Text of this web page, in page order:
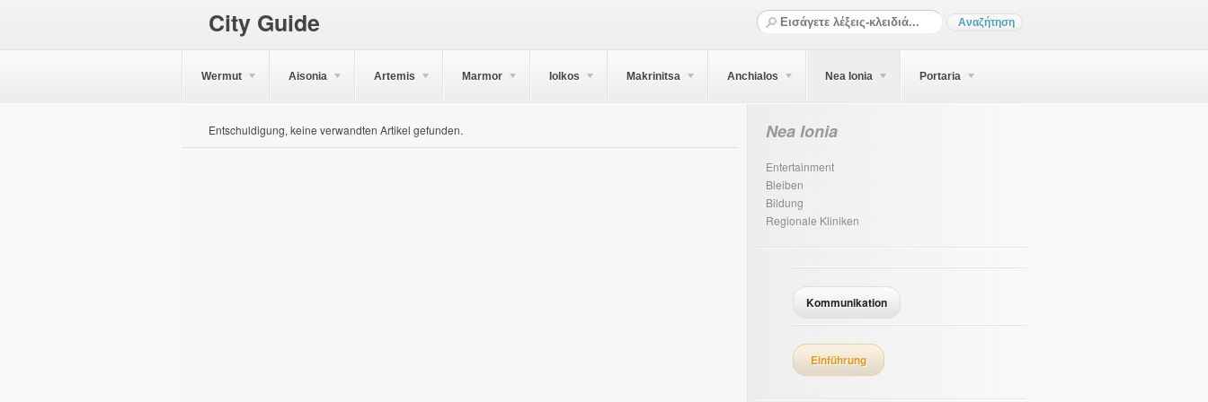
City Guide
Wermut Aisonia Artemis Marmor Iolkos Makrinitsa Anchialos Nea Ionia Portaria
Entschuldigung, keine verwandten Artikel gefunden. Nea Ionia
Entertainment
Bleiben
Bildung
Regionale Kliniken
Kommunikation
Einführung